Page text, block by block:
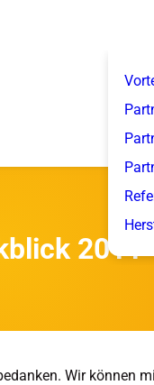
2011
Wir können